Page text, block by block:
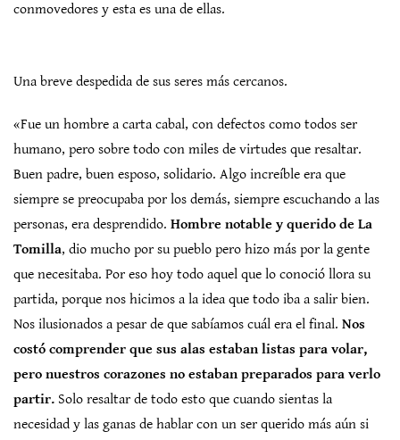
conmovedores y esta es una de ellas.
Una breve despedida de sus seres más cercanos.
«Fue un hombre a carta cabal, con defectos como todos ser
humano, pero sobre todo con miles de virtudes que resaltar.
Buen padre, buen esposo, solidario. Algo increíble era que
siempre se preocupaba por los demás, siempre escuchando a las
personas, era desprendido. Hombre notable y querido de La
Tomilla, dio mucho por su pueblo pero hizo más por la gente
que necesitaba. Por eso hoy todo aquel que lo conoció llora su
partida, porque nos hicimos a la idea que todo iba a salir bien.
Nos ilusionados a pesar de que sabíamos cuál era el final. Nos
costó comprender que sus alas estaban listas para volar,
pero nuestros corazones no estaban preparados para verlo
partir. Solo resaltar de todo esto que cuando sientas la
necesidad y las ganas de hablar con un ser querido más aún si